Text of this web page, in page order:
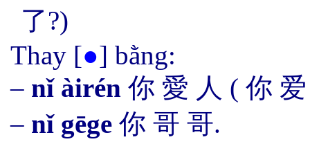
了?)
Thay [●] bằng:
– nǐ àirén 你 愛 人 ( 你
– nǐ gēge 你 哥 哥.